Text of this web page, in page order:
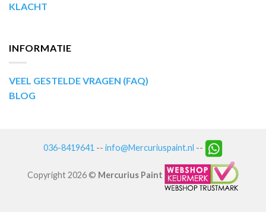
KLACHT
INFORMATIE
VEEL GESTELDE VRAGEN (FAQ)
BLOG
036-8419641 -- info@Mercuriuspaint.nl --
Copyright 2026 © Mercurius Paint